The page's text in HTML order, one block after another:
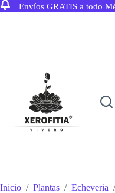
Envíos GRATIS a todo
Inicio / Plantas / Echeveria /